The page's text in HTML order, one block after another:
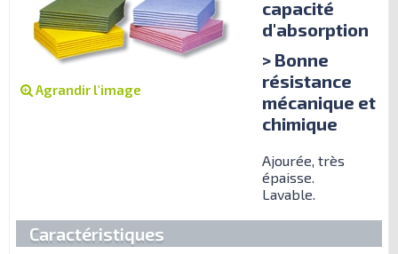
Agrandir l'image
capacité
d'absorption
> Bonne
résistance
mécanique et
chimique
Ajourée, très
épaisse.
Lavable.
Caractéristiques